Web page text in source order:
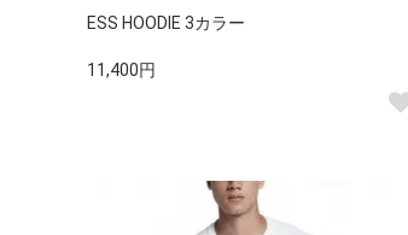
ESS HOODIE 3カラー
11,400円